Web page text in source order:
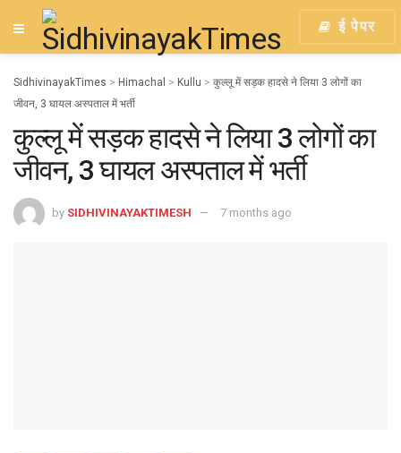
ई पेपर
SidhivinayakTimes > Himachal > Kullu > कुल्लू में सड़क हादसे ने लिया 3 लोगों का
जीवन, 3 घायल अस्पताल में भर्ती
कुल्लू में सड़क हादसे ने लिया 3 लोगों का
जीवन, 3 घायल अस्पताल में भर्ती
by SIDHIVINAYAKTIMESH 7 months ago